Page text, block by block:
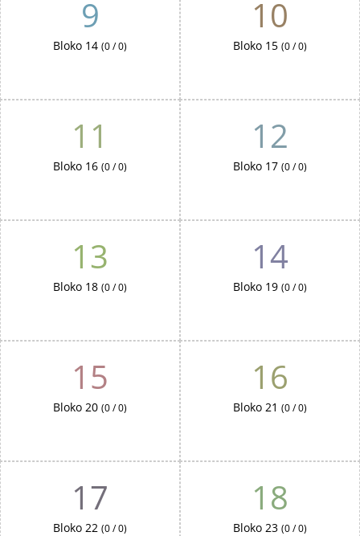
9
Bloko 14 (0 / 0)
10
Bloko 15 (0 / 0)
11
Bloko 16 (0 / 0)
12
Bloko 17 (0 / 0)
13
Bloko 18 (0 / 0)
14
Bloko 19 (0 / 0)
15
Bloko 20 (0 / 0)
16
Bloko 21 (0 / 0)
17
Bloko 22 (0 / 0)
18
Bloko 23 (0 / 0)